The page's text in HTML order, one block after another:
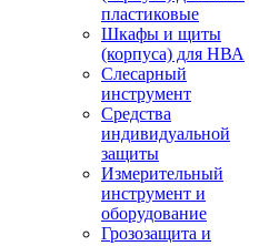
пластиковые
Шкафы и щиты
(корпуса) для НВА
Слесарный
инструмент
Средства
индивидуальной
защиты
Измерительный
инструмент и
оборудование
Грозозащита и